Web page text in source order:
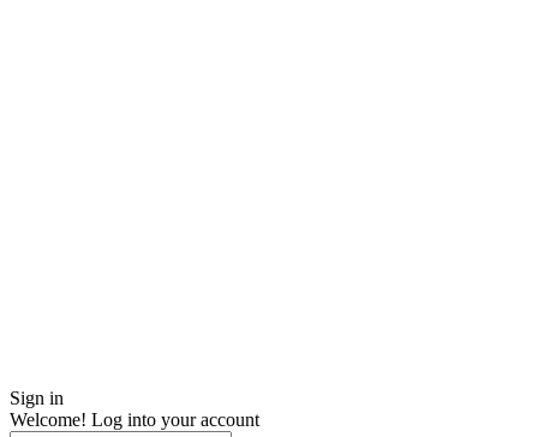
Sign in
Welcome! Log into your account